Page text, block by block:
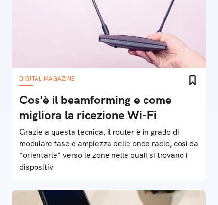
DIGITAL MAGAZINE
Cos'è il beamforming e come
migliora la ricezione Wi-Fi
Grazie a questa tecnica, il router è in grado di
modulare fase e ampiezza delle onde radio, così da
"orientarle" verso le zone nelle quali si trovano i
dispositivi